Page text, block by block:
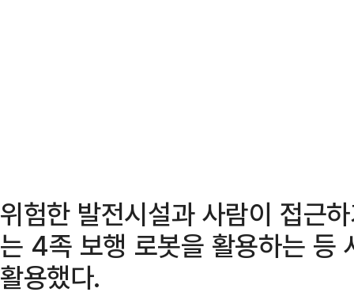
위험한 발전시설과 사람이 접근
는 4족 보행 로봇을 활용하는 등
활용했다.